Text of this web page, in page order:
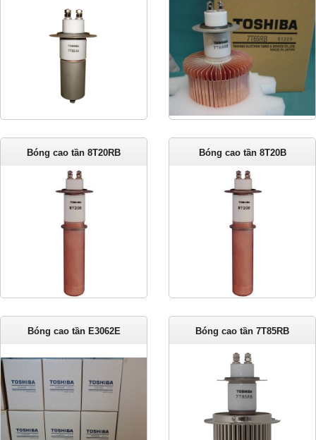
Bóng cao tần 8T20RB Bóng cao tần 8T20B
Bóng cao tần E3062E Bóng cao tần 7T85RB